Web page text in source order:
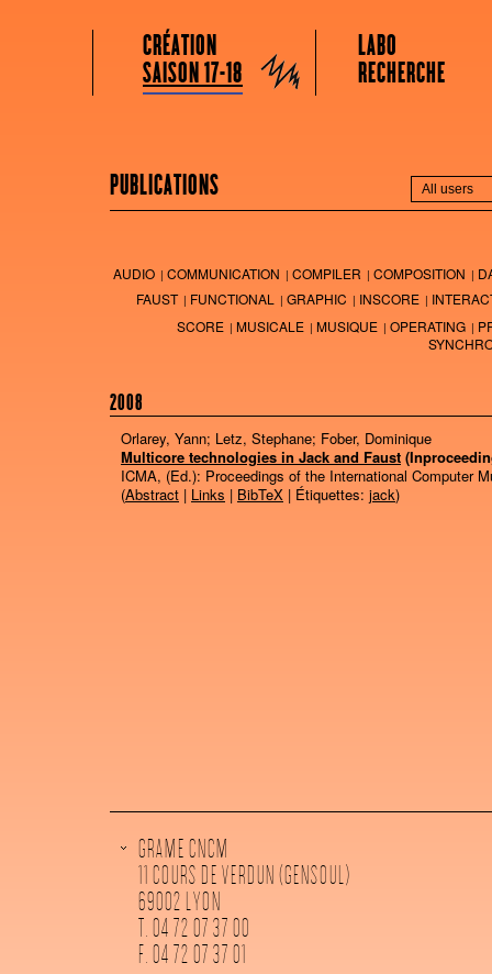
Grame
Menu principal
Aller au contenu principal
Aller au contenu secondaire
CRÉATION
SAISON 17-18
LABO
RECHERCHE
PUBLICATIONS
AUDIO COMMUNICATION COMPILER COMPOSITION
FAUST
FUNCTIONAL GRAPHIC INSCORE
SCORE
MUSICALE MUSIQUE OPERATING
2008
Orlarey, Yann; Letz, Stephane; Fober, Dominique
Multicore technologies in Jack and Faust
ICMA, (Ed.): Proceedings of the International Computer
(Abstract | Links | BibTeX | Étiquettes: jack)
GRAME CNCM
11 COURS DE VERDUN (GENSOUL)
69002 LYON
T. 04 72 07 37 00
F. 04 72 07 37 01